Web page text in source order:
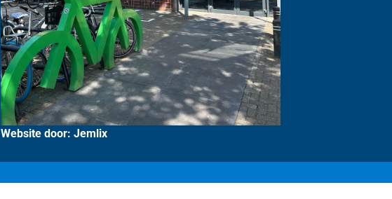
Website door: Jemlix